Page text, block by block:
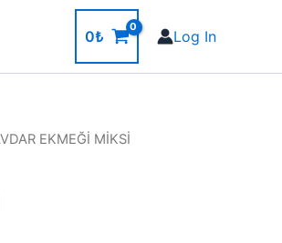
0₺ Log In
EKMEĞİ MİKSİ